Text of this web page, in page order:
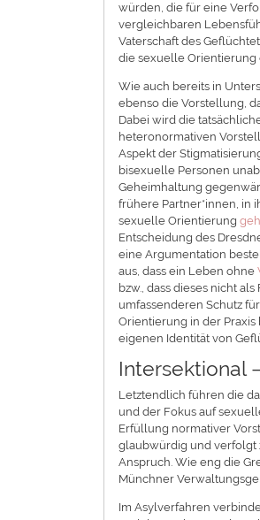
würden, die für eine
vergleichbaren
Vaterschaft des
die sexuelle
Wie auch bereits in
ebenso die Vorstellung,
Dabei wird die
heteronormativen
Aspekt der
bisexuelle Personen
Geheimhaltung
frühere Partner*innen, in
sexuelle Orientierung
Entscheidung des
eine Argumentation
aus, dass ein Leben ohne
bzw., dass dieses nicht
umfassenderen Schutz
Orientierung in der
eigenen Identität von
Intersektional
Letztendlich führen die
und der Fokus auf
Erfüllung normativer
glaubwürdig und verfolgt
Anspruch. Wie eng die
Münchner
Im Asylverfahren